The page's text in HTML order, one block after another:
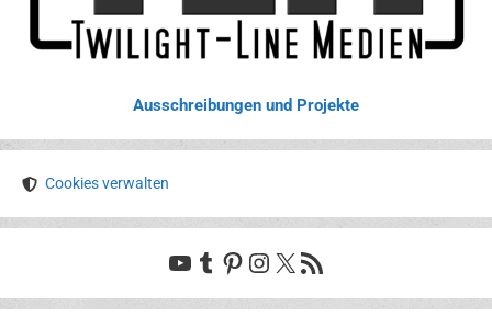
Ausschreibungen und Projekte
Cookies verwalten
YouTube
Tumblr
Pinterest
Instagram
X RSS-Feed